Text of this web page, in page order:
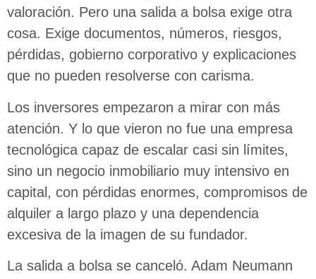
valoración. Pero una salida a bolsa exige otra
cosa. Exige documentos, números, riesgos,
pérdidas, gobierno corporativo y explicaciones
que no pueden resolverse con carisma.
Los inversores empezaron a mirar con más
atención. Y lo que vieron no fue una empresa
tecnológica capaz de escalar casi sin límites,
sino un negocio inmobiliario muy intensivo en
capital, con pérdidas enormes, compromisos de
alquiler a largo plazo y una dependencia
excesiva de la imagen de su fundador.
La salida a bolsa se canceló. Adam Neumann